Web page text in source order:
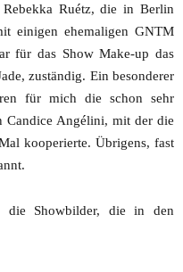
Ruétz, die in Berlin
einigen ehemaligen GNTM
für das Show Make-up das
zuständig. Ein besonderer
für mich die schon sehr
Candice Angélini, mit der die
kooperierte. Übrigens, fast
Showbilder, die in den